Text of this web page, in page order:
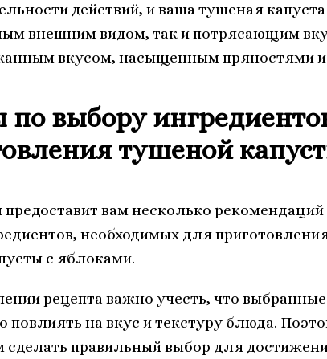
действий, и ваша тушеная
внешним видом, так и потрясающим
вкусом, насыщенным пряностями
по выбору
тушеной
предоставит вам несколько
необходимых для
с яблоками.
рецепта важно учесть, что
повлиять на вкус и текстуру блюда.
сделать правильный выбор для